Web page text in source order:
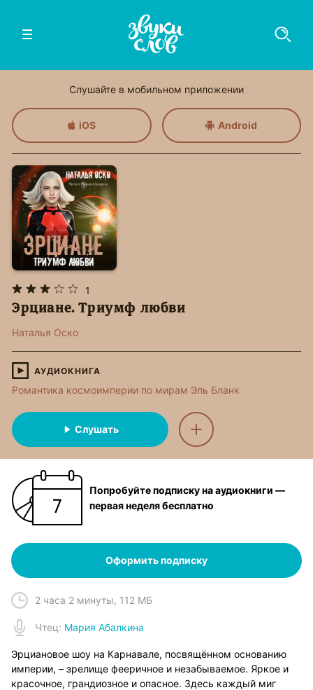
Слушайте в мобильном приложении
iOS Android
1
Эрциане. Триумф любви
Наталья Оско
АУДИОКНИГА
Романтика космоимперии по мирам Эль Бланк
Слушать
Попробуйте подписку на аудиокниги —
первая неделя бесплатно
Оформить подписку
2 часа 2 минуты, 112 МБ
Чтец: Мария Абалкина
Эрциановое шоу на Карнавале, посвящённом основанию
империи, – зрелище фееричное и незабываемое. Яркое и
красочное, грандиозное и опасное. Здесь каждый миг